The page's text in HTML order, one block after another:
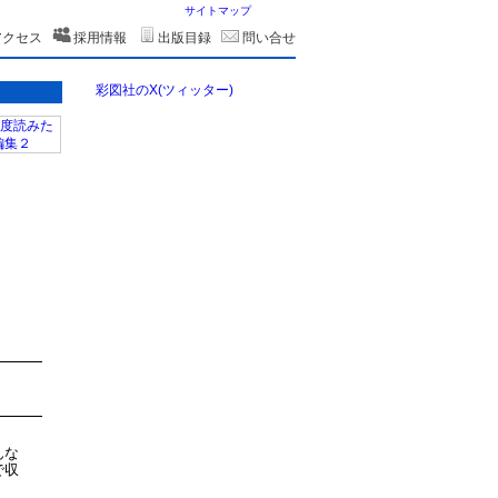
サイトマップ
クセス 採用情報 出版目録
問い合せ
な
収
彩図社のX(ツィッター)